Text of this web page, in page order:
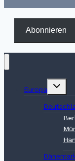
Abonnieren
Europa